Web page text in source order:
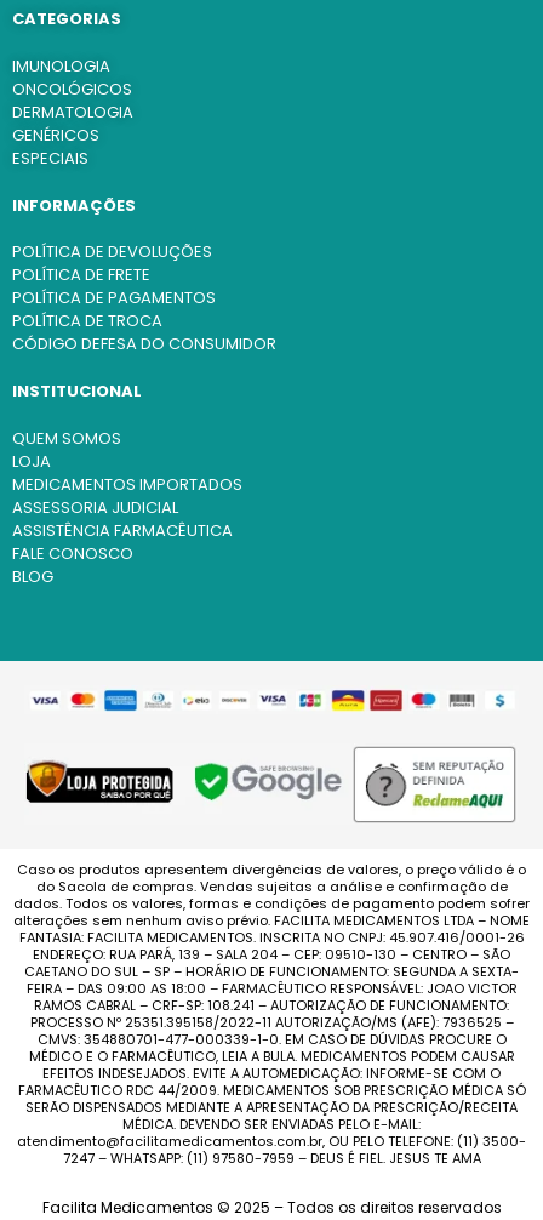
CATEGORIAS
IMUNOLOGIA
ONCOLÓGICOS
DERMATOLOGIA
GENÉRICOS
ESPECIAIS
INFORMAÇÕES
POLÍTICA DE DEVOLUÇÕES
POLÍTICA DE FRETE
POLÍTICA DE PAGAMENTOS
POLÍTICA DE TROCA
CÓDIGO DEFESA DO CONSUMIDOR
INSTITUCIONAL
QUEM SOMOS
LOJA
MEDICAMENTOS IMPORTADOS
ASSESSORIA JUDICIAL
ASSISTÊNCIA FARMACÊUTICA
FALE CONOSCO
BLOG
Caso os produtos apresentem divergências de valores, o preço válido é o
do Sacola de compras. Vendas sujeitas a análise e confirmação de
dados. Todos os valores, formas e condições de pagamento podem sofrer
alterações sem nenhum aviso prévio. FACILITA MEDICAMENTOS LTDA – NOME
FANTASIA: FACILITA MEDICAMENTOS. INSCRITA NO CNPJ: 45.907.416/0001-26
ENDEREÇO: RUA PARÁ, 139 – SALA 204 – CEP: 09510-130 – CENTRO – SÃO
CAETANO DO SUL – SP – HORÁRIO DE FUNCIONAMENTO: SEGUNDA A SEXTA-
FEIRA – DAS 09:00 AS 18:00 – FARMACÊUTICO RESPONSÁVEL: JOAO VICTOR
RAMOS CABRAL – CRF-SP: 108.241 – AUTORIZAÇÃO DE FUNCIONAMENTO:
PROCESSO Nº 25351.395158/2022-11 AUTORIZAÇÃO/MS (AFE): 7936525 –
CMVS: 354880701-477-000339-1-0. EM CASO DE DÚVIDAS PROCURE O
MÉDICO E O FARMACÊUTICO, LEIA A BULA. MEDICAMENTOS PODEM CAUSAR
EFEITOS INDESEJADOS. EVITE A AUTOMEDICAÇÃO: INFORME-SE COM O
FARMACÊUTICO RDC 44/2009. MEDICAMENTOS SOB PRESCRIÇÃO MÉDICA SÓ
SERÃO DISPENSADOS MEDIANTE A APRESENTAÇÃO DA PRESCRIÇÃO/RECEITA
MÉDICA. DEVENDO SER ENVIADAS PELO E-MAIL:
atendimento@facilitamedicamentos.com.br, OU PELO TELEFONE: (11) 3500-
7247 – WHATSAPP: (11) 97580-7959 – DEUS É FIEL. JESUS TE AMA
Facilita Medicamentos © 2025 – Todos os direitos reservados